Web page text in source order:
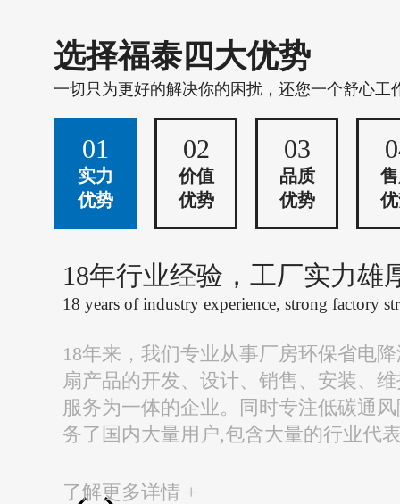
选择福泰四大优势
一切只为更好的解决你的困扰，还您一个舒心工
01
实力
优势
02
价值
优势
03
品质
优势
18年行业经验，工厂实力雄
18 years of industry experience, strong factory
18年来，我们专业从事厂房环保省电
扇产品的开发、设计、销售、安装、
服务为一体的企业。同时专注低碳通
务了国内大量用户,包含大量的行业代
了解更多详情 +